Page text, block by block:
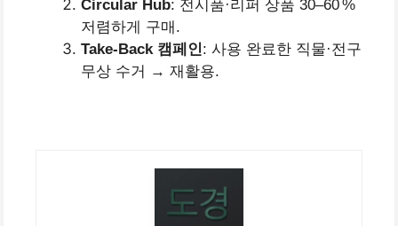
Circular Hub: 전시품·리퍼 상품 30–60 %
저렴하게 구매.
Take‑Back 캠페인: 사용 완료한 직물·전구
무상 수거 → 재활용.